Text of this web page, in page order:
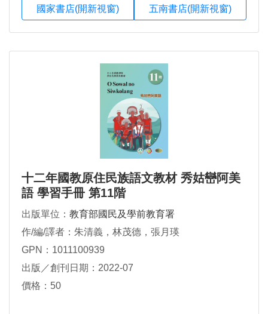
國家書店(開新視窗) 五南書店(開新視窗)
十二年國教原住民族語文教材 秀姑巒阿美
語 學習手冊 第11階
出版單位： 教育部國民及學前教育署
作/編/譯者：朱清義，林茂德，張月瑛
GPN：1011100939
出版／創刊日期：2022-07
價格：50